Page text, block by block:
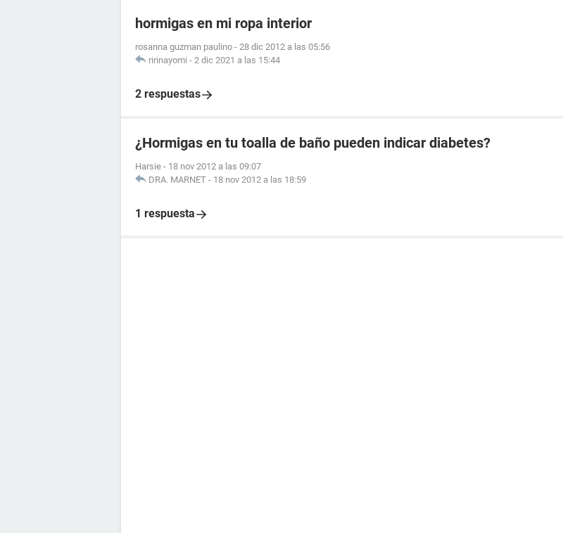
hormigas en mi ropa interior
rosanna guzman paulino - 28 dic 2012 a las 05:56
ririnayomi - 2 dic 2021 a las 15:44
2 respuestas
¿Hormigas en tu toalla de baño pueden indicar diabetes?
Harsie - 18 nov 2012 a las 09:07
DRA. MARNET - 18 nov 2012 a las 18:59
1 respuesta